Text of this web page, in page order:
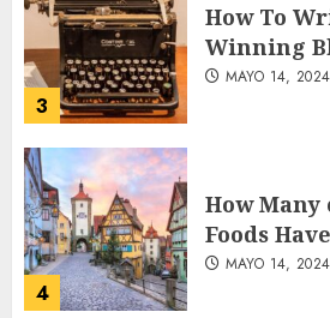
3
How To
Winning
MAYO 14, 2024
4
How
Foods
MAYO 14, 2024